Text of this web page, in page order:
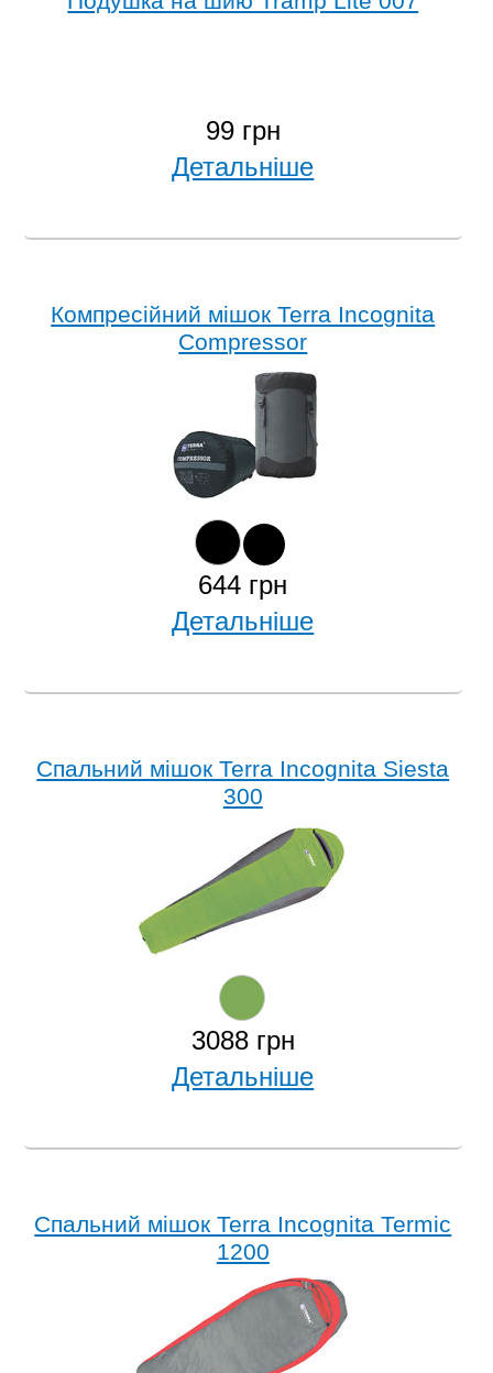
99 грн
Детальніше
Компресійний мішок Terra Incognita
Compressor
644 грн
Детальніше
Спальний мішок Terra Incognita Siesta
300
3088 грн
Детальніше
Спальний мішок Terra Incognita Termic
1200